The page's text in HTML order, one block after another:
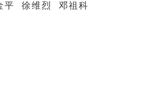
徐维烈 邓祖科